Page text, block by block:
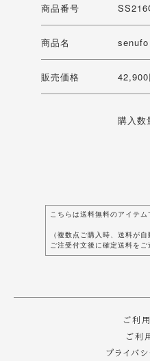
商品番号
商品名
販売価格
購入数
こちらは送料無料のアイテム
（複数点ご購入時、送料が
ご注受付文後に確定送料をご
ご利
ご利
プライバ